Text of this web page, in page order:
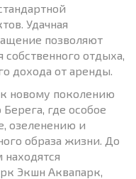
Удачная
позволяют
отдыха,
дохода от аренды.
новому поколению
где особое
озеленению и
образа жизни. До
Экшн Аквапарк,